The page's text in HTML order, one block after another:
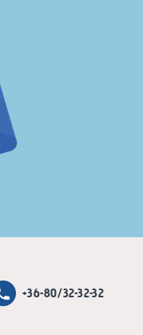
+36-80/32-32-32